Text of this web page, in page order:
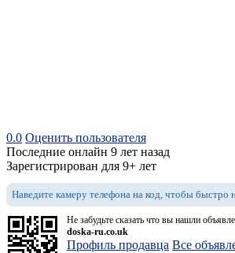
0.0 Оценить пользователя
Последние онлайн 9 лет назад
Зарегистрирован для 9+ лет
Наведите камеру телефона на код, чтобы быстро
Не забудьте сказать что вы нашли
doska-ru.co.uk
Профиль продавца Все